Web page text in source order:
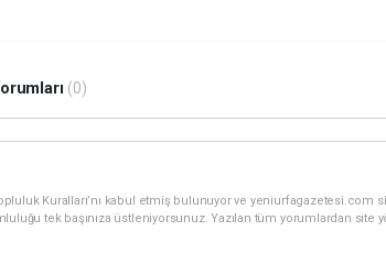
(0)
Kuralları’nı kabul etmiş bulunuyor ve yeniurfagazetesi.com
tek başınıza üstleniyorsunuz. Yazılan tüm yorumlardan